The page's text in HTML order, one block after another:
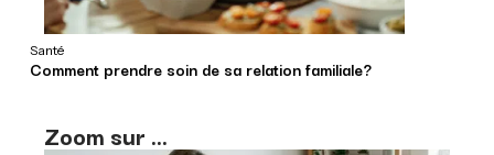
Santé
Comment prendre soin de sa relation familiale?
Zoom sur ...